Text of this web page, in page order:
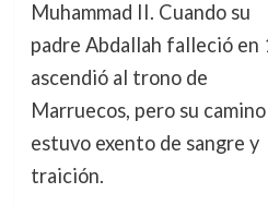
Muhammad II. Cuando su
padre Abdallah falleció en
ascendió al trono de
Marruecos, pero su
estuvo exento de sangre y
traición.